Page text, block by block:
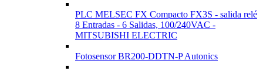
PLC MELSEC FX Compacto FX3S - salida relé
8 Entradas - 6 Salidas, 100/240VAC -
MITSUBISHI ELECTRIC
Fotosensor BR200-DDTN-P Autonics